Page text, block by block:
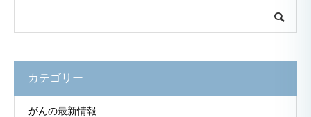
カテゴリー
がんの最新情報